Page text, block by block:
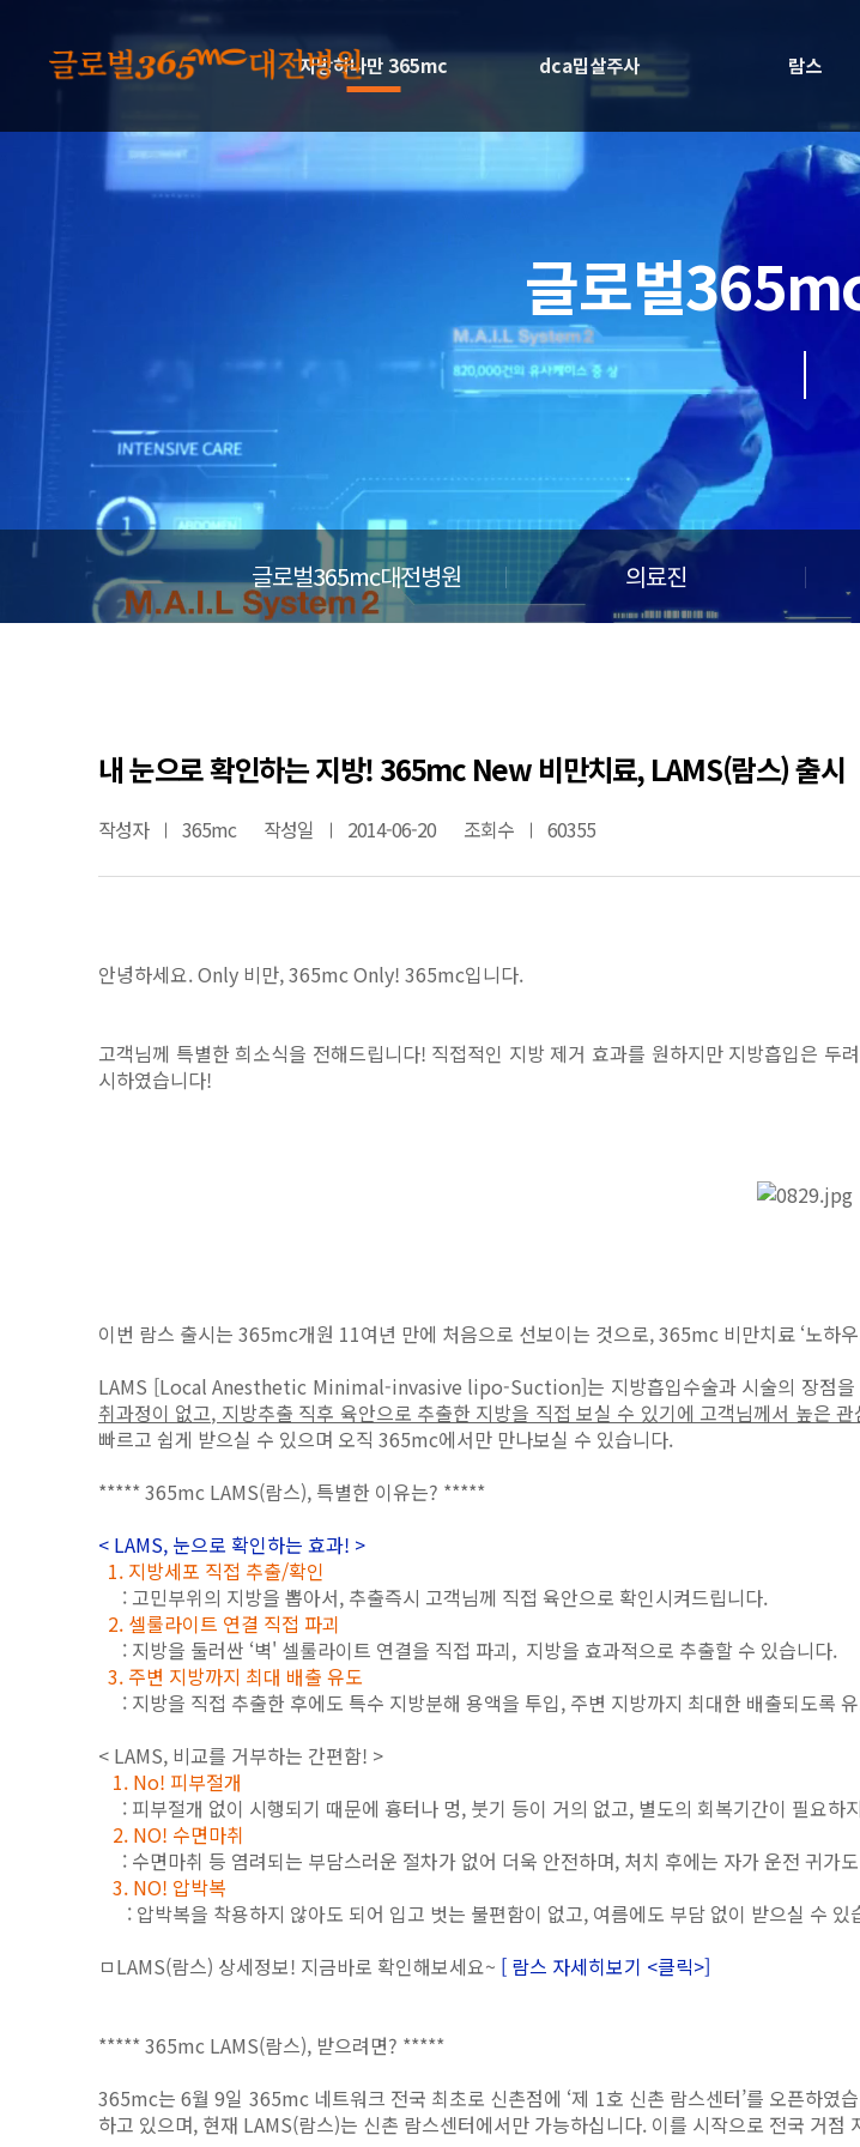
지방하나만 365mc dca밉살주사 람스
글로벌
글로벌365mc대전병원 의료진
내 눈으로 확인하는 지방! 365mc New 비만치료, LAMS(람스) 출시
작성자 365mc 작성일 2014-06-20 조회수 60355
안녕하세요. Only 비만, 365mc Only! 365mc입니다.
고객님께 특별한 희소식을 전해드립니다! 직접적인 지방 제거 효과를 원하지만 지방흡입은 두
시하였습니다!
이번 람스 출시는 365mc개원 11여년 만에 처음으로 선보이는 것으로, 365mc 비만치료 ‘노하
LAMS [Local Anesthetic Minimal-invasive lipo-Suction]는 지방흡입수술과 시술의 장점을
취과정이 없고, 지방추출 직후 육안으로 추출한 지방을 직접 보실 수 있기에 고객님께서 높은
빠르고 쉽게 받으실 수 있으며 오직 365mc에서만 만나보실 수 있습니다.
***** 365mc LAMS(람스), 특별한 이유는? *****
< LAMS, 눈으로 확인하는 효과! >
1. 지방세포 직접 추출/확인
: 고민부위의 지방을 뽑아서, 추출즉시 고객님께 직접 육안으로 확인시켜드립니다.
2. 셀룰라이트 연결 직접 파괴
: 지방을 둘러싼 ‘벽' 셀룰라이트 연결을 직접 파괴, 지방을 효과적으로 추출할 수 있습니다.
3. 주변 지방까지 최대 배출 유도
: 지방을 직접 추출한 후에도 특수 지방분해 용액을 투입, 주변 지방까지 최대한 배출되도록
< LAMS, 비교를 거부하는 간편함! >
1. No! 피부절개
: 피부절개 없이 시행되기 때문에 흉터나 멍, 붓기 등이 거의 없고, 별도의 회복기간이 필요하
2. NO! 수면마취
: 수면마취 등 염려되는 부담스러운 절차가 없어 더욱 안전하며, 처치 후에는 자가 운전 귀가
3. NO! 압박복
: 압박복을 착용하지 않아도 되어 입고 벗는 불편함이 없고, 여름에도 부담 없이 받으실 수 있
ㅁLAMS(람스) 상세정보! 지금바로 확인해보세요~ [ 람스 자세히보기 <클릭>]
***** 365mc LAMS(람스), 받으려면? *****
365mc는 6월 9일 365mc 네트워크 전국 최초로 신촌점에 ‘제 1호 신촌 람스센터’를 오픈하
하고 있으며, 현재 LAMS(람스)는 신촌 람스센터에서만 가능하십니다. 이를 시작으로 전국 거